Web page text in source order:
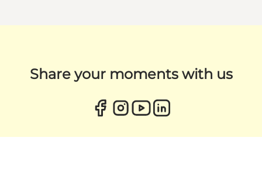
Share your moments with us